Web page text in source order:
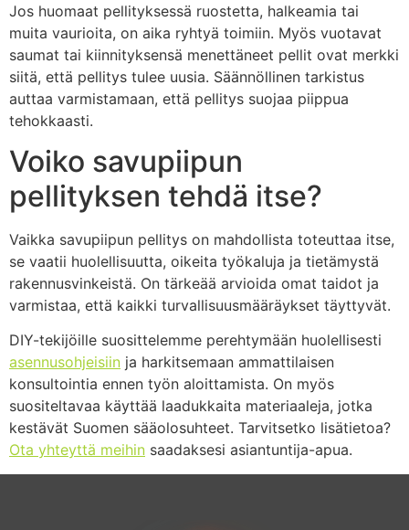
Jos huomaat pellityksessä ruostetta, halkeamia tai
muita vaurioita, on aika ryhtyä toimiin. Myös vuotavat
saumat tai kiinnityksensä menettäneet pellit ovat merkki
siitä, että pellitys tulee uusia. Säännöllinen tarkistus
auttaa varmistamaan, että pellitys suojaa piippua
tehokkaasti.
Voiko savupiipun
pellityksen tehdä itse?
Vaikka savupiipun pellitys on mahdollista toteuttaa itse,
se vaatii huolellisuutta, oikeita työkaluja ja tietämystä
rakennusvinkeistä. On tärkeää arvioida omat taidot ja
varmistaa, että kaikki turvallisuusmääräykset täyttyvät.
DIY-tekijöille suosittelemme perehtymään huolellisesti
asennusohjeisiin ja harkitsemaan ammattilaisen
konsultointia ennen työn aloittamista. On myös
suositeltavaa käyttää laadukkaita materiaaleja, jotka
kestävät Suomen sääolosuhteet. Tarvitsetko lisätietoa?
Ota yhteyttä meihin saadaksesi asiantuntija-apua.